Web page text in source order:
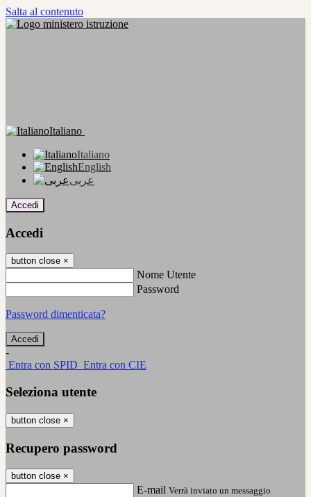
Salta al contenuto
Italiano
Italiano
English
عربى
Accedi
Accedi
button close ×
Nome Utente
Password
Password dimenticata?
-
Entra con SPID Entra con CIE
Seleziona utente
button close ×
Recupero password
button close ×
E-mail Verrà inviato un messaggio